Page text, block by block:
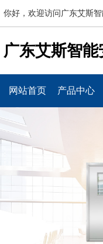
你好，欢迎访问广东艾斯
广东艾斯智能
网站首页 产品中心